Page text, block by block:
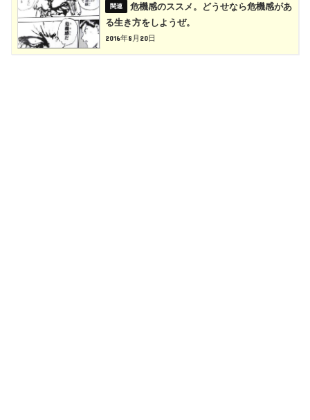
危機感のススメ。どうせなら危機感があ
る生き方をしようぜ。
2016年8月20日